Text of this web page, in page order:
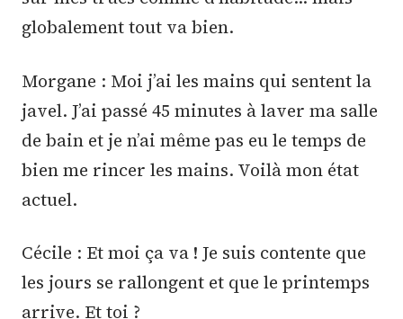
globalement tout va bien.
Morgane : Moi j’ai les mains qui sentent la
javel. J’ai passé 45 minutes à laver ma salle
de bain et je n’ai même pas eu le temps de
bien me rincer les mains. Voilà mon état
actuel.
Cécile : Et moi ça va ! Je suis contente que
les jours se rallongent et que le printemps
arrive. Et toi ?